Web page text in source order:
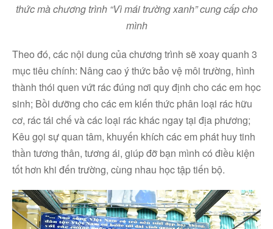
thứcmàchương trình “Vì mái trường xanh”cung cấp cho
mình
Theo đó, các nội dung của chương trình sẽ xoay quanh 3
mục tiêu chính: Nâng cao ý thức bảo vệ môi trường, hình
thành thói quen vứt rác đúng nơi quy định cho các em học
sinh; Bồi dưỡng cho các em kiến thức phân loại rác hữu
cơ, rác tái chế và các loại rác khác ngay tại địa phương;
Kêu gọi sự quan tâm, khuyến khích các em phát huy tinh
thần tương thân, tương ái, giúp đỡ bạn mình có điều kiện
tốt hơn khi đến trường, cùng nhau học tập tiến bộ.